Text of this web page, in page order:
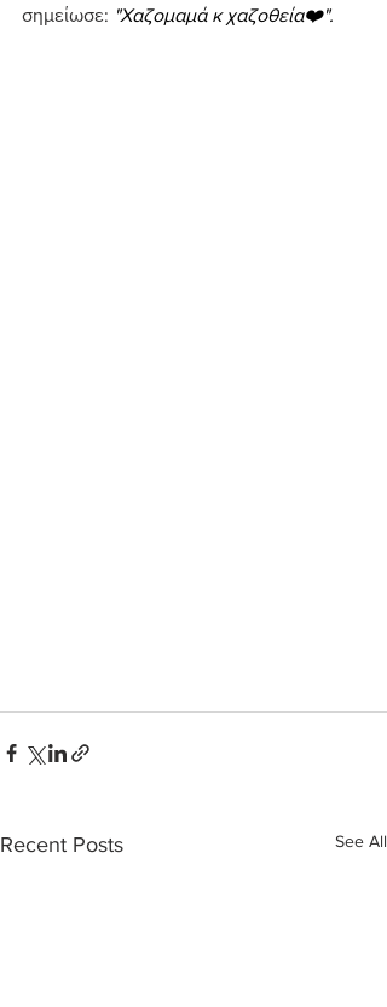
σημείωσε: "Χαζομαμά κ χαζοθεία❤️".
Recent Posts See All